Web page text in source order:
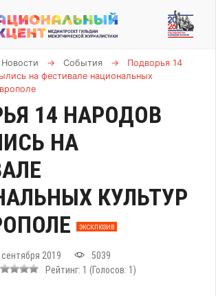
Новости → События →
Подворья 14
на фестивале национальных
14 НАРОДОВ
НА
КУЛЬТУР
ЭКСКЛЮЗИВ
сентября 2019
5039
Рейтинг: 1 (Голосов: 1 )